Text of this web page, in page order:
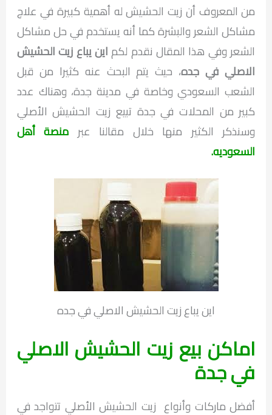
من المعروف أن زيت الحشيش له أهمية كبيرة في علاج
مشاكل الشعر والبشرة كما أنه يستخدم في حل مشاكل
الشعر وفي هذا المقال نقدم لكماين يباع زيت الحشيش
الاصلي في جده، حيث يتم البحث عنه كثيرا من قبل
الشعب السعودي وخاصة في مدينة جدة، وهناك عدد
كبير من المحلات في جدة تبيع زيت الحشيش الأصلي
وسنذكر الكثير منها خلال مقالنا عبر منصة أهل
السعوديه.
اين يباع زيت الحشيش الاصلي في جده
اماكن بيع زيت الحشيش الاصلي
في جدة
أفضل ماركات وأنواع زيت الحشيش الأصلي تتواجد في